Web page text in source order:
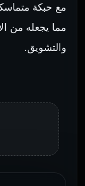
مع حبكة
مما يجعله من
والتشويق.